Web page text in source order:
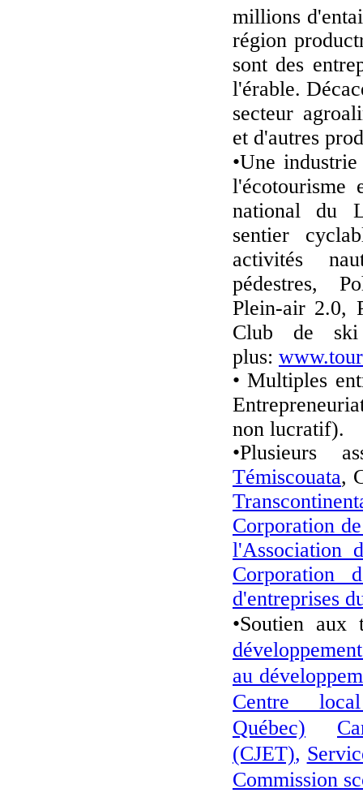
millions
région
sont des
l'érable.
secteur
et d'autres
•Une
national du
sentier
activités
pédestres,
Plein-air 2.0,
Club de
plus:
• Multiples
E
non lucratif).
•Plusieurs
Témiscouata,
Corporation
l'Association
Corporation
d'entreprises
•Soutien
au
Centre
Québec)
(CJET),
Commission